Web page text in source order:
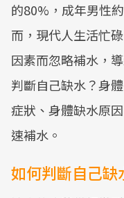
的80%，成年男性
而，現代人生活忙
因素而忽略補水，
判斷自己缺水？身
症狀、身體缺水原
速補水。
如何判斷自己缺